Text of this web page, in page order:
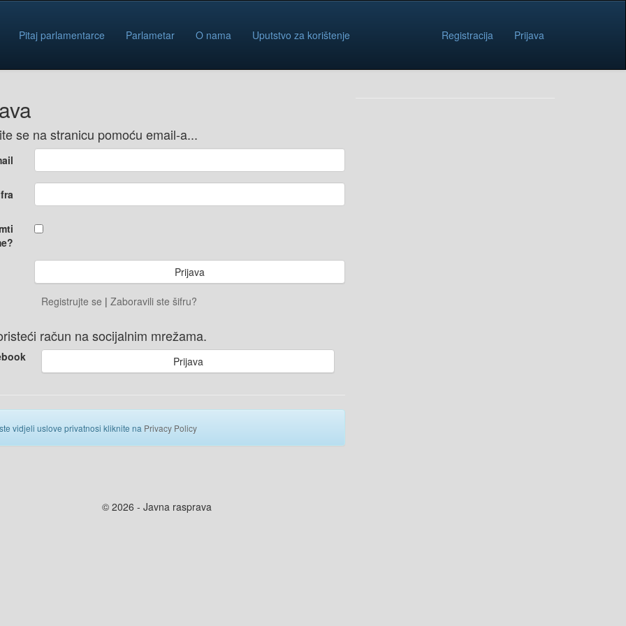
Pitaj parlamentarce Parlametar O nama Uputstvo za korištenje Registracija Prijava
se na stranicu pomoću email-a...
Registrujte se | Zaboravili ste šifru?
račun na socijalnim mrežama.
Prijava
vidjeli uslove privatnosi kliknite na Privacy Policy
© 2026 - Javna rasprava